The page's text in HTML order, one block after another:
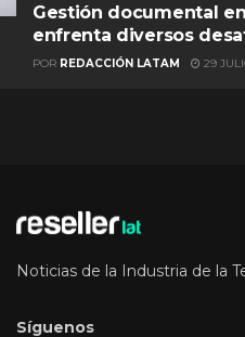
Gestión documental
enfrenta diversos
POR REDACCIÓN LATAM 29
Noticias de la Industria de la
Síguenos